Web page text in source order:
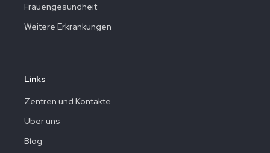
Frauengesundheit
Weitere Erkrankungen
Links
Zentren und Kontakte
Über uns
Blog